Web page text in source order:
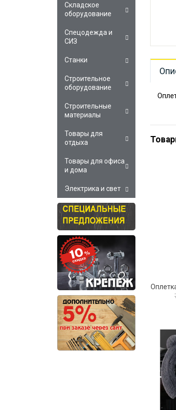
Складское
оборудование
Спецодежда и
СИЗ
Станки
Строительное
оборудование
Строительные
материалы
Товары для
отдыха
Товары для офиса
и дома
Электрика и свет